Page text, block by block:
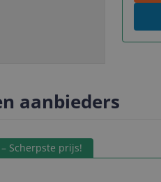
aanbieders
Scherpste prijs!